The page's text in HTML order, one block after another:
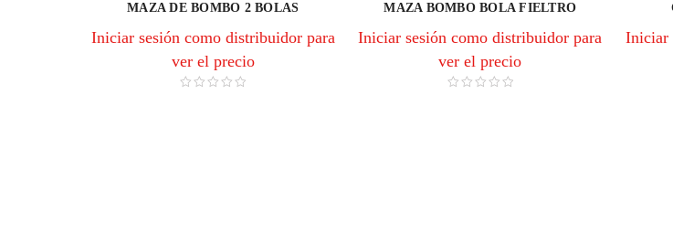
MAZA DE BOMBO 2 BOLAS
Iniciar sesión como distribuidor para
ver el precio
MAZA BOMBO BOLA FIELTRO
Iniciar sesión como distribuidor para
ver el precio
Iniciar